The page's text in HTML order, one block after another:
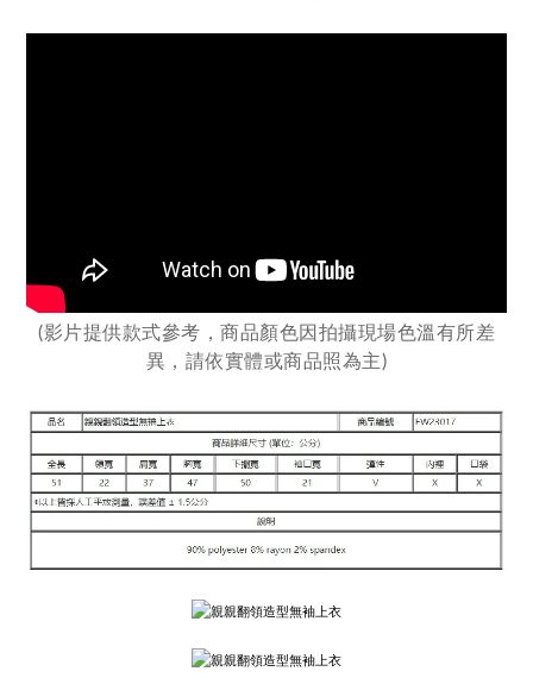
(影片提供款式參考，商品顏色因拍攝現場色溫有所差
異， 請依實體或商品照為主)